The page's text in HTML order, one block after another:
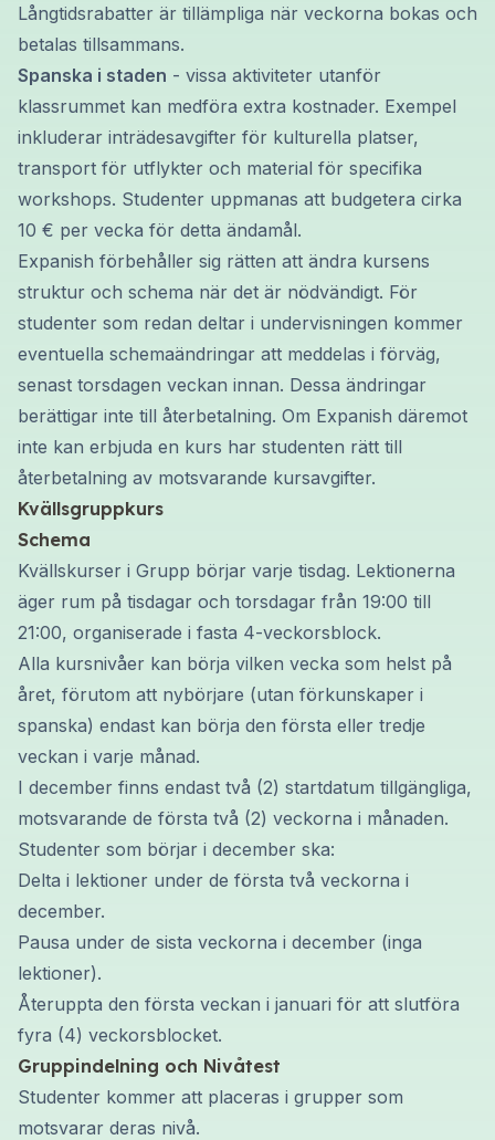
Långtidsrabatter är tillämpliga när veckorna bokas och
betalas tillsammans.
Spanska i staden - vissa aktiviteter utanför
klassrummet kan medföra extra kostnader. Exempel
inkluderar inträdesavgifter för kulturella platser,
transport för utflykter och material för specifika
workshops. Studenter uppmanas att budgetera cirka
10 € per vecka för detta ändamål.
Expanish förbehåller sig rätten att ändra kursens
struktur och schema när det är nödvändigt. För
studenter som redan deltar i undervisningen kommer
eventuella schemaändringar att meddelas i förväg,
senast torsdagen veckan innan. Dessa ändringar
berättigar inte till återbetalning. Om Expanish däremot
inte kan erbjuda en kurs har studenten rätt till
återbetalning av motsvarande kursavgifter.
Kvällsgruppkurs
Schema
Kvällskurser i Grupp börjar varje tisdag. Lektionerna
äger rum på tisdagar och torsdagar från 19:00 till
21:00, organiserade i fasta 4-veckorsblock.
Alla kursnivåer kan börja vilken vecka som helst på
året, förutom att nybörjare (utan förkunskaper i
spanska) endast kan börja den första eller tredje
veckan i varje månad.
I december finns endast två (2) startdatum tillgängliga,
motsvarande de första två (2) veckorna i månaden.
Studenter som börjar i december ska:
Delta i lektioner under de första två veckorna i
december.
Pausa under de sista veckorna i december (inga
lektioner).
Återuppta den första veckan i januari för att slutföra
fyra (4) veckorsblocket.
Gruppindelning och Nivåtest
Studenter kommer att placeras i grupper som
motsvarar deras nivå.